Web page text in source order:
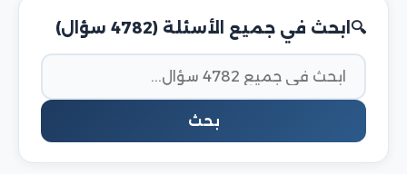
ابحث في جميع الأسئلة (4782 سؤال)
بحث